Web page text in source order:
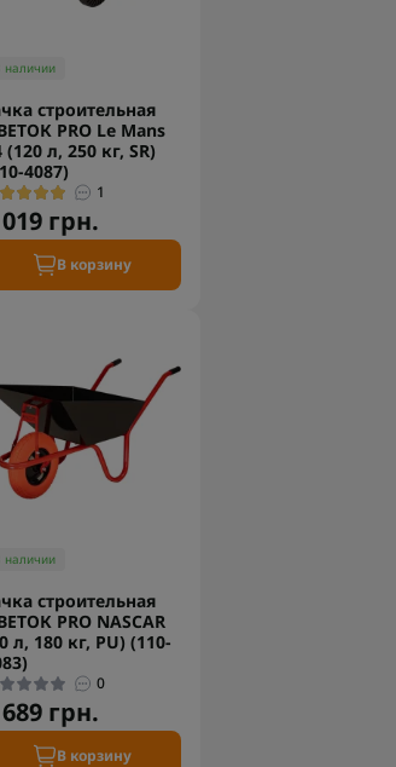
наличии
строительная
PRO Le Mans
(120 л, 250 кг, SR)
4087)
1
грн.
В корзину
наличии
строительная
PRO NASCAR
л, 180 кг, PU) (110-
0
грн.
В корзину